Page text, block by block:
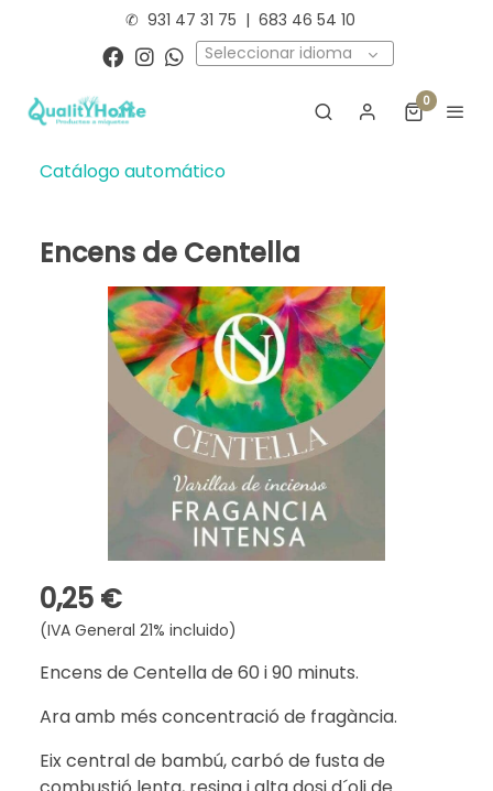
✆ 931 47 31 75 | 683 46 54 10
Seleccionar idioma
0
Catálogo automático
Encens de Centella
0,25 €
(IVA General 21% incluido)
Encens de Centella de 60 i 90 minuts.
Ara amb més concentració de fragància.
Eix central de bambú, carbó de fusta de